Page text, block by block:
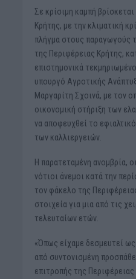
Σε κρίσιμη καμπή
Κρήτης, με την κλιματική
πλήγμα στους παραγωγούς
της Περιφέρειας Κρήτης,
επιστημονικά
υπουργό Αγροτικής
Μαργαρίτη Σχοινά, με τον
οικονομική στήριξη των
να αποφευχθεί το
των καλλιεργειών.
Η παρατεταμένη ανομβρία,
νότιοι άνεμοι κατά την
τον φάκελο της
στοιχεία για μια από τις
τελευταίων ετών.
«Όπως είχαμε δεσμευτεί
από συντονισμένη
επιτροπής της